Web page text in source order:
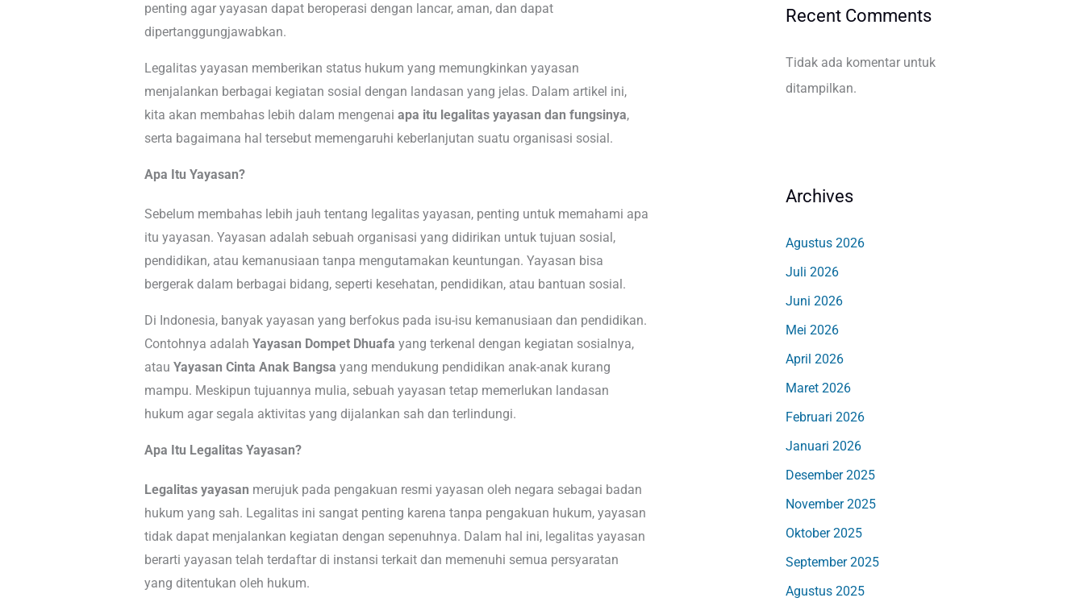
penting agar yayasan dapat beroperasi dengan lancar, aman, dan dapat
dipertanggungjawabkan.
Legalitas yayasan memberikan status hukum yang memungkinkan yayasan
menjalankan berbagai kegiatan sosial dengan landasan yang jelas. Dalam artikel ini,
kita akan membahas lebih dalam mengenai apa itu legalitas yayasan dan fungsinya,
serta bagaimana hal tersebut memengaruhi keberlanjutan suatu organisasi sosial.
Apa Itu Yayasan?
Sebelum membahas lebih jauh tentang legalitas yayasan, penting untuk memahami apa
itu yayasan. Yayasan adalah sebuah organisasi yang didirikan untuk tujuan sosial,
pendidikan, atau kemanusiaan tanpa mengutamakan keuntungan. Yayasan bisa
bergerak dalam berbagai bidang, seperti kesehatan, pendidikan, atau bantuan sosial.
Di Indonesia, banyak yayasan yang berfokus pada isu-isu kemanusiaan dan pendidikan.
Contohnya adalah Yayasan Dompet Dhuafa yang terkenal dengan kegiatan sosialnya,
atau Yayasan Cinta Anak Bangsa yang mendukung pendidikan anak-anak kurang
mampu. Meskipun tujuannya mulia, sebuah yayasan tetap memerlukan landasan
hukum agar segala aktivitas yang dijalankan sah dan terlindungi.
Apa Itu Legalitas Yayasan?
Legalitas yayasan merujuk pada pengakuan resmi yayasan oleh negara sebagai badan
hukum yang sah. Legalitas ini sangat penting karena tanpa pengakuan hukum, yayasan
tidak dapat menjalankan kegiatan dengan sepenuhnya. Dalam hal ini, legalitas yayasan
berarti yayasan telah terdaftar di instansi terkait dan memenuhi semua persyaratan
yang ditentukan oleh hukum.
Recent Comments
Tidak ada komentar untuk
ditampilkan.
Archives
Agustus 2026
Juli 2026
Juni 2026
Mei 2026
April 2026
Maret 2026
Februari 2026
Januari 2026
Desember 2025
November 2025
Oktober 2025
September 2025
Agustus 2025